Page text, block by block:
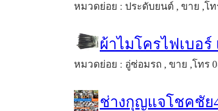
หมวดย่อย : ประดับยนต์ , ขาย ,โท
ผ้าไมโครไฟเบอร์
หมวดย่อย : อู่ซ่อมรถ , ขาย ,โทร
ช่างกุญแจโชคชัย4